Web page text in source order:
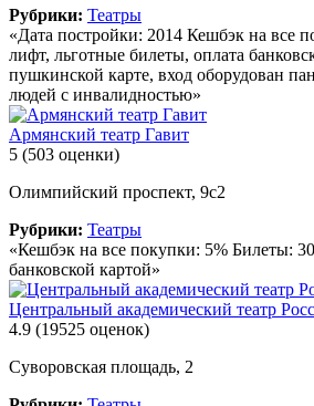
Рубрики: Театры
«Дата постройки: 2014 Кешбэк на все
лифт, льготные билеты, оплата
пушкинской карте, вход оборудован
людей с инвалидностью»
Армянский театр Гавит
5 (503 оценки)
Олимпийский проспект, 9с2
Рубрики: Театры
«Кешбэк на все покупки: 5% Билеты:
банковской картой»
Центральный академический театр
4.9 (19525 оценок)
Суворовская площадь, 2